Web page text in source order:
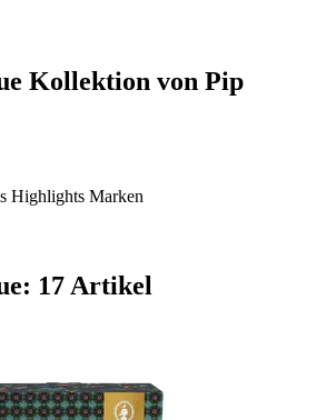
Kollektion von Pip
Highlights Marken
17 Artikel